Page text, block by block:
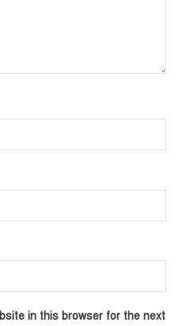
in this browser for the next